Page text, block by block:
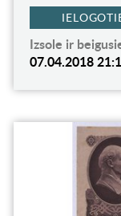
Izsole ir
07.04.2018